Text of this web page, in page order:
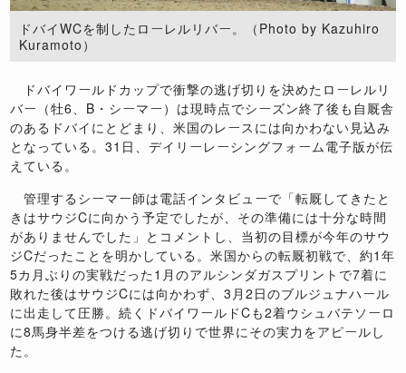
ドバイWCを制したローレルリバー。（Photo by Kazuhiro
Kuramoto）
ドバイワールドカップで衝撃の逃げ切りを決めたローレルリ
バー（牡6、B・シーマー）は現時点でシーズン終了後も自厩舎
のあるドバイにとどまり、米国のレースには向かわない見込み
となっている。31日、デイリーレーシングフォーム電子版が伝
えている。
管理するシーマー師は電話インタビューで「転厩してきたと
きはサウジCに向かう予定でしたが、その準備には十分な時間
がありませんでした」とコメントし、当初の目標が今年のサウ
ジCだったことを明かしている。米国からの転厩初戦で、約1年
5カ月ぶりの実戦だった1月のアルシンダガスプリントで7着に
敗れた後はサウジCには向かわず、3月2日のブルジュナハール
に出走して圧勝。続くドバイワールドCも2着ウシュバテソーロ
に8馬身半差をつける逃げ切りで世界にその実力をアピールし
た。